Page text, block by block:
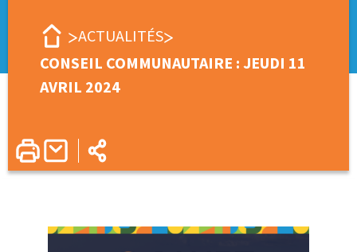
ACTUALITÉS
CONSEIL COMMUNAUTAIRE : JEUDI 11
AVRIL 2024